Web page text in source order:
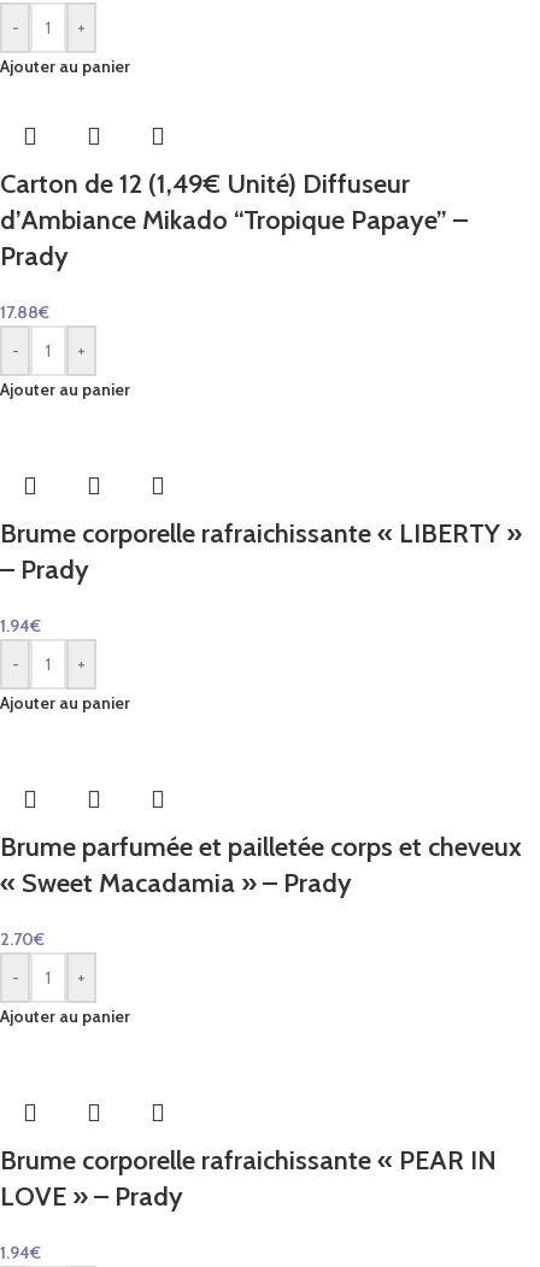
-
+
Ajouter au panier
Carton de 12 (1,49€ Unité) Diffuseur
d’Ambiance Mikado “Tropique Papaye” –
Prady
17.88€
-
+
Ajouter au panier
Brume corporelle rafraichissante « LIBERTY »
– Prady
1.94€
-
+
Ajouter au panier
Brume parfumée et pailletée corps et cheveux
« Sweet Macadamia » – Prady
2.70€
-
+
Ajouter au panier
Brume corporelle rafraichissante « PEAR IN
LOVE » – Prady
1.94€